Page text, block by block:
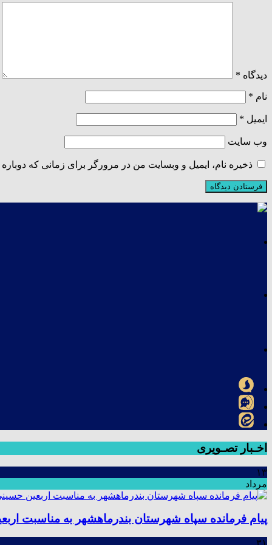
دیدگاه *
نام *
ایمیل *
وب‌ سایت
ذخیره نام، ایمیل و وبسایت من در مرورگر برای زمانی که
اخـبار تصـویری
۱۳
مرداد
پیام فرمانده سپاه شهرستان بندرماهشهر به مناسبت
۳۱